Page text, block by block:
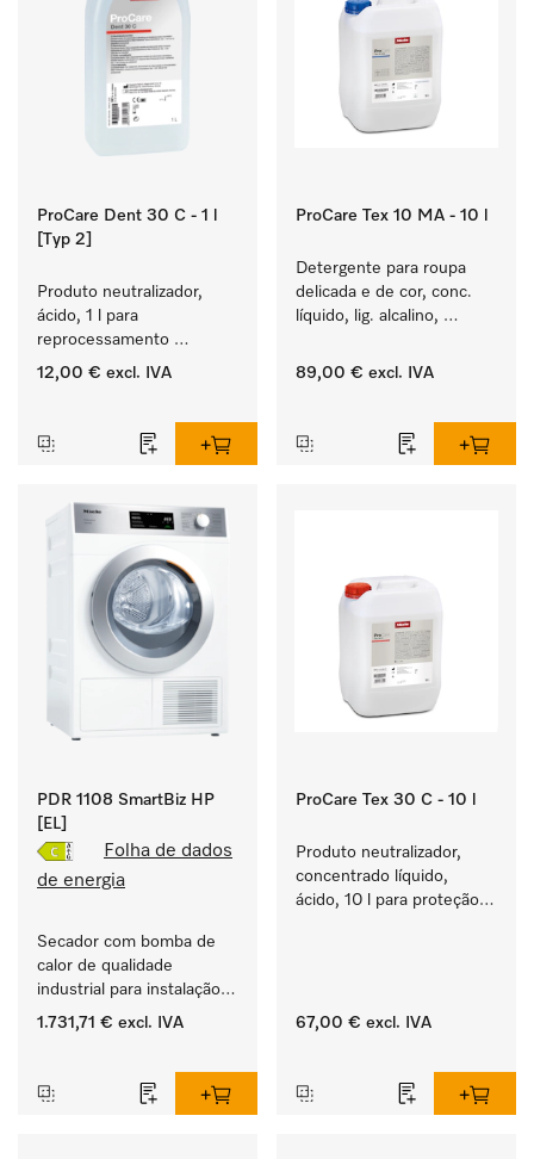
ProCare Dent 30 C - 1 l
[Typ 2]
Produto neutralizador,
ácido, 1 l para
reprocessamento
mecânico de
12,00 € excl. IVA
ProCare Tex 10 MA - 10 l
Detergente para roupa
delicada e de cor, conc.
líquido, lig. alcalino,
roupa de cor e têxteis
89,00 € excl. IVA
PDR 1108 SmartBiz HP
[EL]
Folha de dados
de energia
Secador com bomba de
calor de qualidade
industrial para instalação
simples sem conduta de
1.731,71 € excl. IVA
ProCare Tex 30 C - 10 l
Produto neutralizador,
concentrado líquido,
ácido, 10 l para proteção
67,00 € excl. IVA